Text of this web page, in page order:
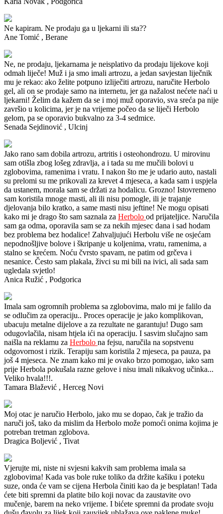
Ne kapiram. Ne prodaju ga u ljekarni ili sta??
Ane Tomić , Berane
Ne, ne prodaju, ljekarnama je neisplativo da prodaju lijekove koji
odmah liječe! Muž i ja smo imali artrozu, a jedan savjestan liječnik
mu je rekao: ako želite potpuno izliječiti artrozu, naručite Herbolo
gel, ali on se prodaje samo na internetu, jer ga nažalost nećete naći u
ljekarni! Želim da kažem da se i moj muž oporavio, sva sreća pa nije
završio u kolicima, jer je na vrijeme počeo da se liječi Herbolo
gelom, pa se oporavio bukvalno za 3-4 sedmice.
Senada Sejdinović , Ulcinj
Jako rano sam dobila artrozu, artritis i osteohondrozu. U mirovinu
sam otišla zbog lošeg zdravlja, a i tada su me mučili bolovi u
zglobovima, ramenima i vratu. I nakon što me je udario auto, nastali
su prelomi su me prikovali za krevet 4 mjeseca, a kada sam i uspjela
da ustanem, morala sam se držati za hodalicu. Grozno! Istovremeno
sam koristila mnoge masti, ali ili nisu pomogle, ili je trajanje
djelovanja bilo kratko, a same masti nisu jeftine! Ne mogu opisati
kako mi je drago što sam saznala za Herbolo od prijateljice. Naručila
sam ga odma, oporavila sam se za nekih mjesec dana i sad hodam
bez problema bez hodalice! Zahvaljujući Herbolu više ne osjećam
nepodnošljive bolove i škripanje u koljenima, vratu, ramenima, a
stalno se krećem. Noću čvrsto spavam, ne patim od grčeva i
nesanice. Često sam plakala, živci su mi bili na ivici, ali sada sam
ugledala svjetlo!
Anica Ružić , Podgorica
Imala sam ogromnih problema sa zglobovima, malo mi je falilo da
se odlučim za operaciju.. Proces operacije je jako komplikovan,
ubacuju metalne dijelove a za rezultate ne garantuju! Dugo sam
odugovlačila, nisam htjela ići na operaciju. I sasvim slučajno sam
naišla na reklamu za Herbolo na fejsu, naručila na sopstvenu
odgovornost i rizik. Terapiju sam koristila 2 mjeseca, pa pauza, pa
još 4 mjeseca. Ne znam kako mi je ovako brzo pomogao, iako sam
prije Herbola pokušala razne gelove i nisu imali nikakvog učinka...
Veliko hvala!!!.
Tamara Blažević , Herceg Novi
Moj otac je naručio Herbolo, jako mu se dopao, čak je tražio da
naruči još, tako da mislim da Herbolo može pomoći onima kojima je
potreban tretman zglobova.
Dragica Boljević , Tivat
Vjerujte mi, niste ni svjesni kakvih sam problema imala sa
zglobovima! Kada vas bole ruke toliko da držite kašiku i poteku
suze, onda će vam se cijena Herbola činiti kao da je besplatan! Tada
ćete biti spremni da platite bilo koji novac da zaustavite ovo
mučenje, barem na neko vrijeme. I bićete spremni da prodate svoju